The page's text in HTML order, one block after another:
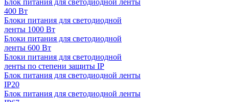
Блок питания для светодиодной ленты
400 Вт
Блоки питания для светодиодной
ленты 1000 Вт
Блоки питания для светодиодной
ленты 600 Вт
Блоки питания для светодиодной
ленты по степени защиты IP
Блок питания для светодиодной ленты
IP20
Блок питания для светодиодной ленты